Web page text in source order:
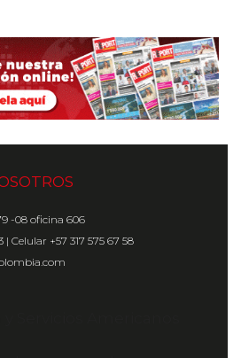
-08 oficina 606
| Celular +57 317 575 67 58